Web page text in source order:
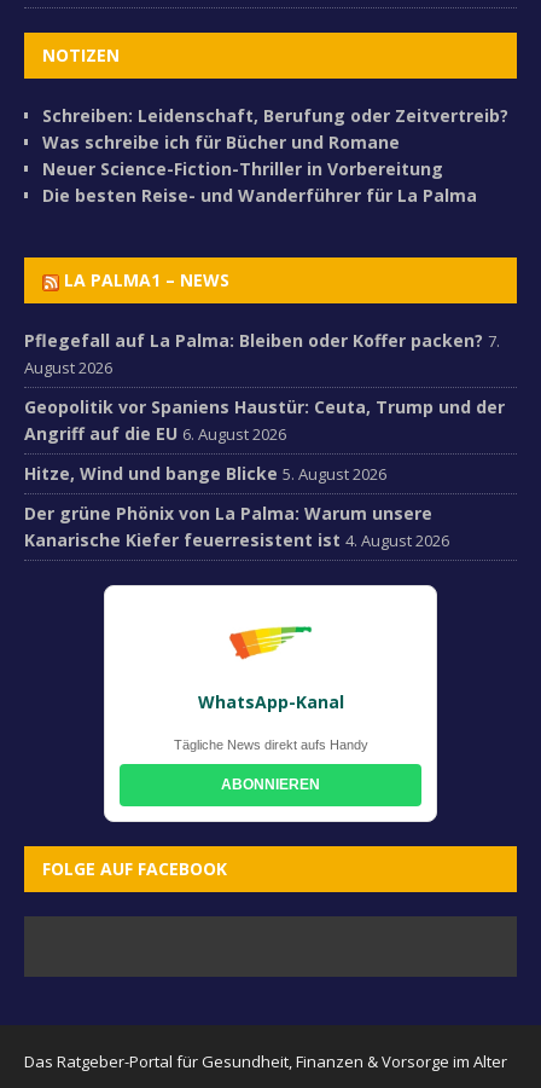
NOTIZEN
Schreiben: Leidenschaft, Berufung oder Zeitvertreib?
Was schreibe ich für Bücher und Romane
Neuer Science-Fiction-Thriller in Vorbereitung
Die besten Reise- und Wanderführer für La Palma
LA PALMA1 – NEWS
Pflegefall auf La Palma: Bleiben oder Koffer packen? 7.
August 2026
Geopolitik vor Spaniens Haustür: Ceuta, Trump und der
Angriff auf die EU 6. August 2026
Hitze, Wind und bange Blicke 5. August 2026
Der grüne Phönix von La Palma: Warum unsere
Kanarische Kiefer feuerresistent ist 4. August 2026
WhatsApp-Kanal
Tägliche News direkt aufs Handy
ABONNIEREN
FOLGE AUF FACEBOOK
Das Ratgeber-Portal für Gesundheit, Finanzen & Vorsorge im Alter